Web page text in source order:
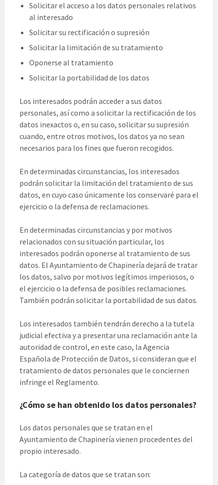
Solicitar el acceso a los datos personales relativos
al interesado
Solicitar su rectificación o supresión
Solicitar la limitación de su tratamiento
Oponerse al tratamiento
Solicitar la portabilidad de los datos
Los interesados podrán acceder a sus datos
personales, así como a solicitar la rectificación de los
datos inexactos o, en su caso, solicitar su supresión
cuando, entre otros motivos, los datos ya no sean
necesarios para los fines que fueron recogidos.
En determinadas circunstancias, los interesados
podrán solicitar la limitación del tratamiento de sus
datos, en cuyo caso únicamente los conservaré para el
ejercicio o la defensa de reclamaciones.
En determinadas circunstancias y por motivos
relacionados con su situación particular, los
interesados podrán oponerse al tratamiento de sus
datos. El Ayuntamiento de Chapinería dejará de tratar
los datos, salvo por motivos legítimos imperiosos, o
el ejercicio o la defensa de posibles reclamaciones.
También podrán solicitar la portabilidad de sus datos.
Los interesados también tendrán derecho a la tutela
judicial efectiva y a presentar una reclamación ante la
autoridad de control, en este caso, la Agencia
Española de Protección de Datos, si consideran que el
tratamiento de datos personales que le conciernen
infringe el Reglamento.
¿Cómo se han obtenido los datos personales?
Los datos personales que se tratan en el
Ayuntamiento de Chapinería vienen procedentes del
propio interesado.
La categoría de datos que se tratan son: